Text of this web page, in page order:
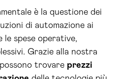
è la questione dei
di automazione ai
spese operative,
Grazie alla nostra
trovare prezzi